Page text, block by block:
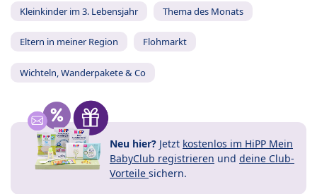
Kleinkinder im 3. Lebensjahr Thema des Monats
Eltern in meiner Region Flohmarkt
Wichteln, Wanderpakete & Co
Neu hier? Jetzt kostenlos im HiPP Mein
BabyClub registrieren und deine Club-
Vorteile sichern.